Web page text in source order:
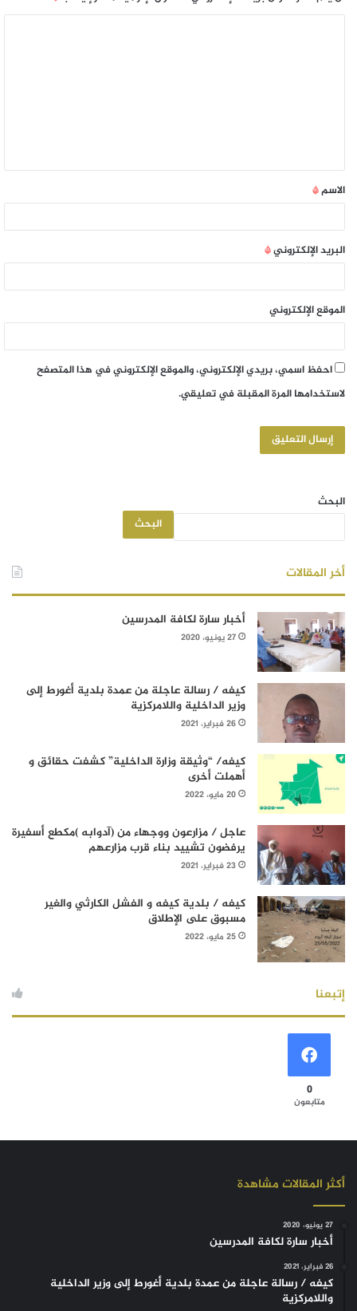
الاسم*
البريد الإلكتروني*
الموقع الإلكتروني
احفظ اسمي، بريدي الإلكتروني، والموقع الإلكتروني في هذا المتصفح
لاستخدامها المرة المقبلة في تعليقي.
البحث
البحث
أخر المقالات
أخبار سارة لكافة المدرسين
27 يونيو، 2020
كيفه / رسالة عاجلة من عمدة بلدية أغورط إلى
وزير الداخلية واللامركزية
26 فبراير، 2021
كيفه/ “وثيقة وزارة الداخلية” كشفت حقائق و
أهملت أخرى
20 مايو، 2022
عاجل / مزارعون ووجهاء من (آدوابه )مكطع أسفيرة
يرفضون تشييد بناء قرب مزارعهم
23 فبراير، 2021
كيفه / بلدية كيفه و الفشل الكارثي والغير
مسبوق على الإطلاق
25 مايو، 2022
إتبعنا
0
متابعون
أكثر المقالات مشاهدة
27 يونيو، 2020
أخبار سارة لكافة المدرسين
26 فبراير، 2021
كيفه / رسالة عاجلة من عمدة بلدية أغورط إلى وزير الداخلية
واللامركزية